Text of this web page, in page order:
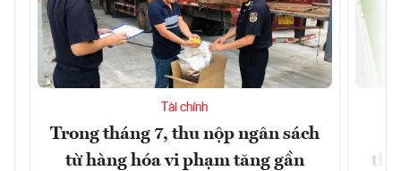
Tài chính
Trong tháng 7, thu nộp ngân sách
từ hàng hóa vi phạm tăng gần